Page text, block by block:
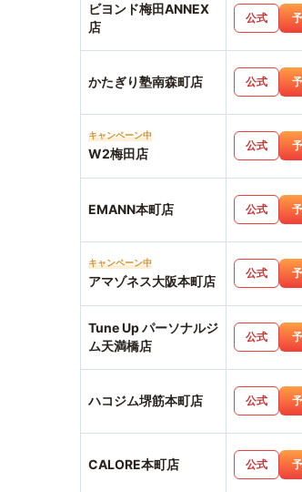
ビヨンド梅田ANNEX
店
公式
かたぎり塾南森町店 公式
キャンペーン中
W2梅田店
公式
EMANN本町店 公式
キャンペーン中
アマゾネス大阪本町店
公式
Tune Up パーソナルジ
ム天満橋店
公式
ハコジム堺筋本町店 公式
CALORE本町店 公式